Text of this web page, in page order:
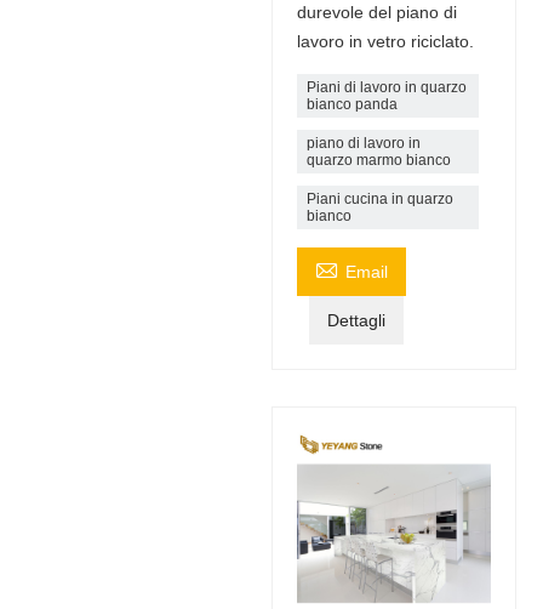
durevole del piano di
lavoro in vetro riciclato.
Piani di lavoro in quarzo
bianco panda
piano di lavoro in
quarzo marmo bianco
Piani cucina in quarzo
bianco
 Email
Dettagli